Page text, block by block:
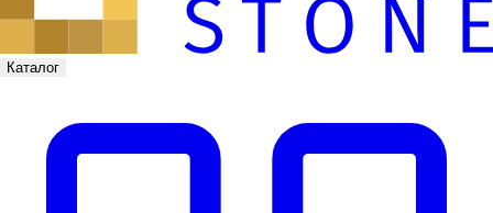
Каталог